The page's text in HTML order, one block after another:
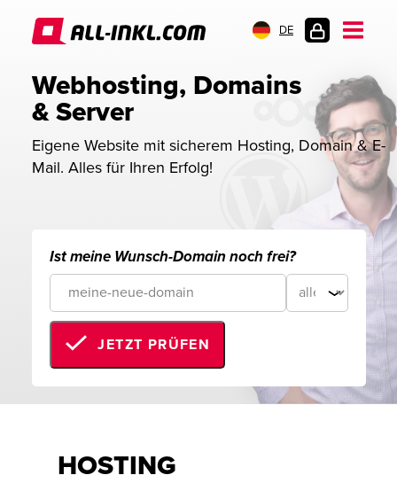
DE
Webhosting, Domains
& Server
Eigene Website mit sicherem Hosting, Domain & E-
Mail. Alles für Ihren Erfolg!
Ist meine Wunsch-Domain noch frei?
JETZT PRÜFEN
HOSTING